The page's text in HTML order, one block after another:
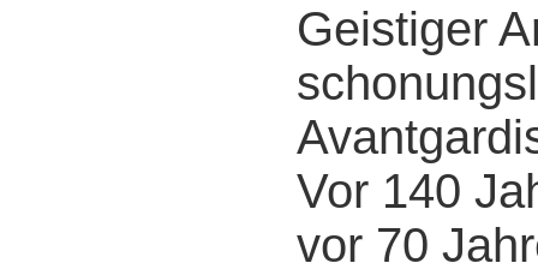
Geistiger
Vor 140
vor 70